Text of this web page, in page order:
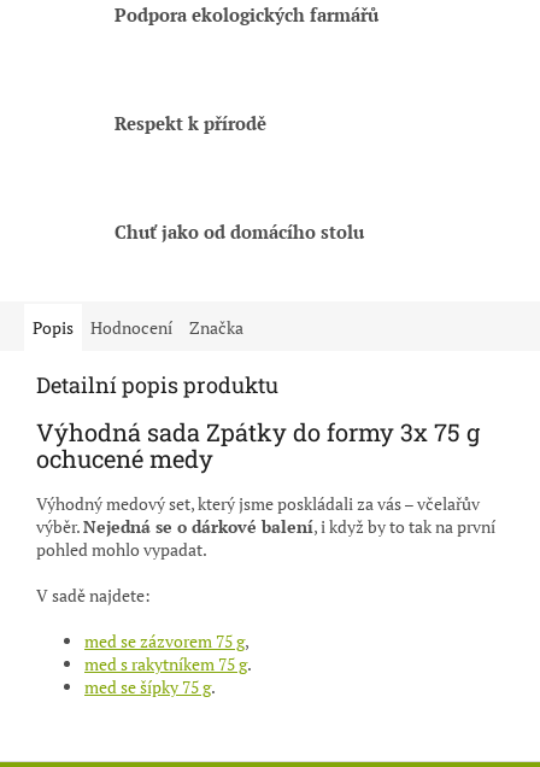
Podpora ekologických farmářů
Respekt k přírodě
Chuť jako od domácího stolu
Popis Hodnocení Značka
Detailní popis produktu
Výhodná sada Zpátky do formy 3x 75 g
ochucené medy
Výhodný medový set, který jsme poskládali za vás – včelařův
výběr.Nejedná se o dárkové balení, i když by to tak na první
pohled mohlo vypadat.
V sadě najdete:
med se zázvorem 75 g,
med s rakytníkem 75 g.
med se šípky 75 g.